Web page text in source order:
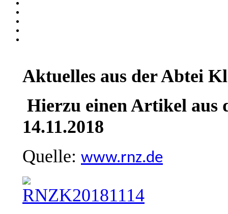
Aktuelles aus der Abtei
Hierzu einen Artikel aus
14.11.2018
Quelle: www.rnz.de